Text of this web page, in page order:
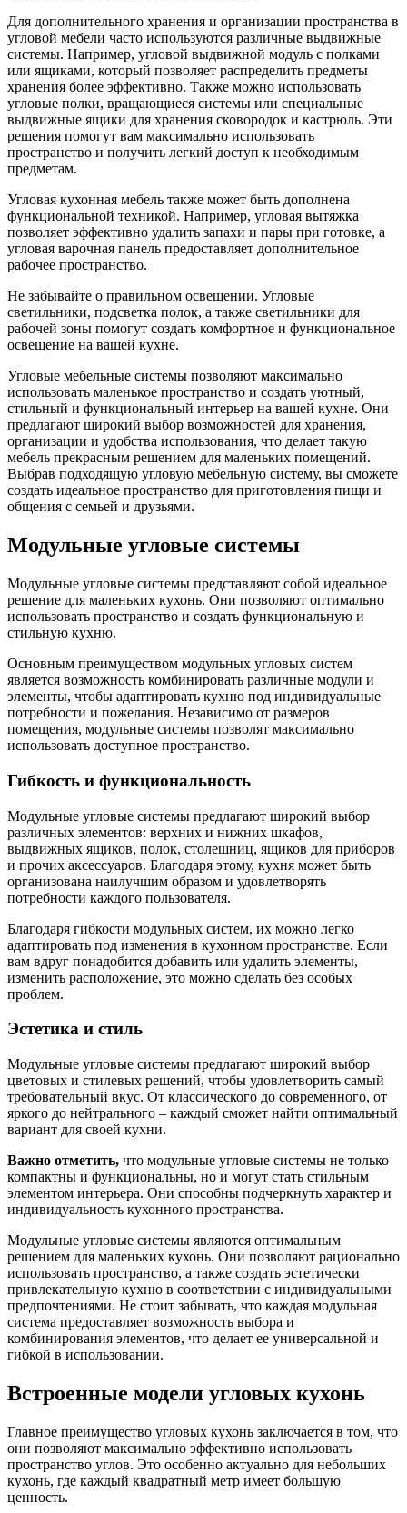
Для дополнительного хранения и организации пространства в
угловой мебели часто используются различные выдвижные
системы. Например, угловой выдвижной модуль с полками
или ящиками, который позволяет распределить предметы
хранения более эффективно. Также можно использовать
угловые полки, вращающиеся системы или специальные
выдвижные ящики для хранения сковородок и кастрюль. Эти
решения помогут вам максимально использовать
пространство и получить легкий доступ к необходимым
предметам.
Угловая кухонная мебель также может быть дополнена
функциональной техникой. Например, угловая вытяжка
позволяет эффективно удалить запахи и пары при готовке, а
угловая варочная панель предоставляет дополнительное
рабочее пространство.
Не забывайте о правильном освещении. Угловые
светильники, подсветка полок, а также светильники для
рабочей зоны помогут создать комфортное и функциональное
освещение на вашей кухне.
Угловые мебельные системы позволяют максимально
использовать маленькое пространство и создать уютный,
стильный и функциональный интерьер на вашей кухне. Они
предлагают широкий выбор возможностей для хранения,
организации и удобства использования, что делает такую
мебель прекрасным решением для маленьких помещений.
Выбрав подходящую угловую мебельную систему, вы сможете
создать идеальное пространство для приготовления пищи и
общения с семьей и друзьями.
Модульные угловые системы
Модульные угловые системы представляют собой идеальное
решение для маленьких кухонь. Они позволяют оптимально
использовать пространство и создать функциональную и
стильную кухню.
Основным преимуществом модульных угловых систем
является возможность комбинировать различные модули и
элементы, чтобы адаптировать кухню под индивидуальные
потребности и пожелания. Независимо от размеров
помещения, модульные системы позволят максимально
использовать доступное пространство.
Гибкость и функциональность
Модульные угловые системы предлагают широкий выбор
различных элементов: верхних и нижних шкафов,
выдвижных ящиков, полок, столешниц, ящиков для приборов
и прочих аксессуаров. Благодаря этому, кухня может быть
организована наилучшим образом и удовлетворять
потребности каждого пользователя.
Благодаря гибкости модульных систем, их можно легко
адаптировать под изменения в кухонном пространстве. Если
вам вдруг понадобится добавить или удалить элементы,
изменить расположение, это можно сделать без особых
проблем.
Эстетика и стиль
Модульные угловые системы предлагают широкий выбор
цветовых и стилевых решений, чтобы удовлетворить самый
требовательный вкус. От классического до современного, от
яркого до нейтрального – каждый сможет найти оптимальный
вариант для своей кухни.
Важно отметить, что модульные угловые системы не только
компактны и функциональны, но и могут стать стильным
элементом интерьера. Они способны подчеркнуть характер и
индивидуальность кухонного пространства.
Модульные угловые системы являются оптимальным
решением для маленьких кухонь. Они позволяют рационально
использовать пространство, а также создать эстетически
привлекательную кухню в соответствии с индивидуальными
предпочтениями. Не стоит забывать, что каждая модульная
система предоставляет возможность выбора и
комбинирования элементов, что делает ее универсальной и
гибкой в использовании.
Встроенные модели угловых кухонь
Главное преимущество угловых кухонь заключается в том, что
они позволяют максимально эффективно использовать
пространство углов. Это особенно актуально для небольших
кухонь, где каждый квадратный метр имеет большую
ценность.